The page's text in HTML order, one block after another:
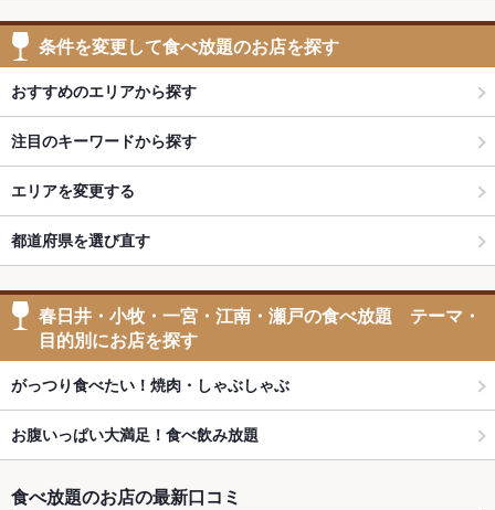
条件を変更して食べ放題のお店を探す
おすすめのエリアから探す
注目のキーワードから探す
エリアを変更する
都道府県を選び直す
春日井・小牧・一宮・江南・瀬戸の食べ放題 テーマ・
目的別にお店を探す
がっつり食べたい！焼肉・しゃぶしゃぶ
お腹いっぱい大満足！食べ飲み放題
食べ放題のお店の最新口コミ